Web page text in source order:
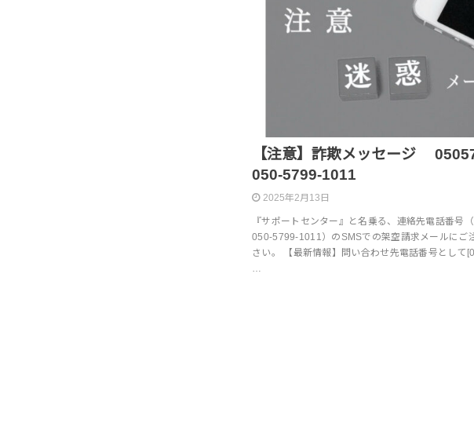
【注意】詐欺メッセージ
050-5799-1011
2025年2月13日
『サポートセンター』と名乗る、連絡先電話番号
050-5799-1011）のSMSでの架空請求メールにご
さい。 【最新情報】問い合わせ先電話番号として